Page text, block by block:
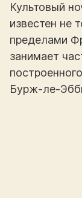
Культовый
известен не
пределами
занимает
Бурж-ле-